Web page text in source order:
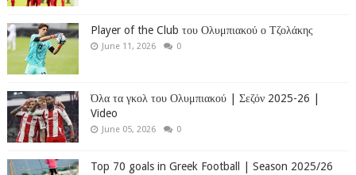
Player of the Club του Ολυμπιακού ο Τζολάκης
June 11, 2026 0
Όλα τα γκολ του Ολυμπιακού | Σεζόν 2025-26 |
Video
June 05, 2026 0
Top 70 goals in Greek Football | Season 2025/26